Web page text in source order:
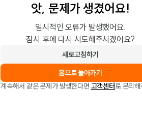
앗, 문제가 생겼어요!
일시적인 오류가 발생했어요.
잠시 후에 다시 시도해주시겠어요?
새로고침하기
홈으로 돌아가기
계속해서 같은 문제가 발생한다면 고객센터로 문의